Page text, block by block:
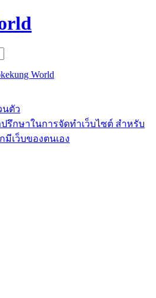
World
นตัว
รึกษาในการจัดทำเว็บไซต์ สำหรับ
มีเว็บของตนเอง